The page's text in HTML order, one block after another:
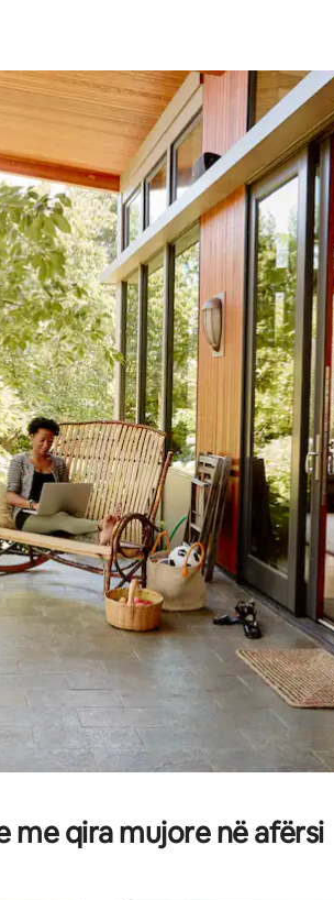
e poshtë ose eksploro duke prekur ose
me qira mujore në afërsi